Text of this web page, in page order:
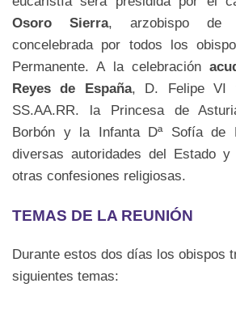
Osoro Sierra, arzobispo de
concelebrada por todos los
Permanente. A la celebración
Reyes de España, D. Felipe VI
SS.AA.RR. la Princesa de
Borbón y la Infanta Dª Sofía de
diversas autoridades del Estado y
otras confesiones religiosas.
TEMAS DE LA REUNIÓN
Durante estos dos días los obispos
siguientes temas: